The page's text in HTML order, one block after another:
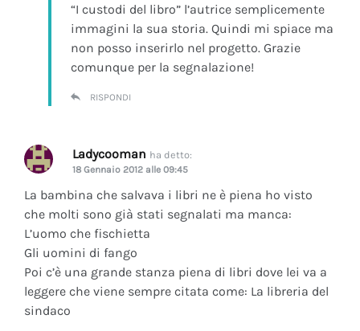
“I custodi del libro” l’autrice semplicemente
immagini la sua storia. Quindi mi spiace ma
non posso inserirlo nel progetto. Grazie
comunque per la segnalazione!
RISPONDI
Ladycooman ha detto:
18 Gennaio 2012 alle 09:45
La bambina che salvava i libri ne è piena ho visto
che molti sono già stati segnalati ma manca:
L’uomo che fischietta
Gli uomini di fango
Poi c’è una grande stanza piena di libri dove lei va a
leggere che viene sempre citata come: La libreria del
sindaco